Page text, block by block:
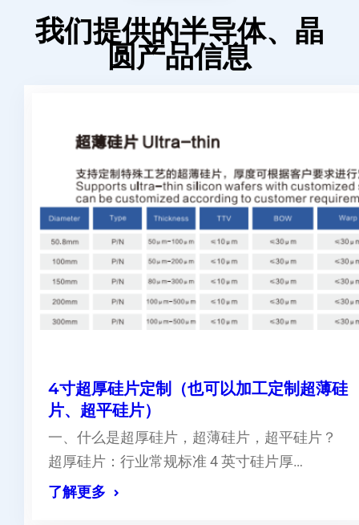
我们提供的半导体、晶
圆产品信息
4寸超厚硅片定制（也可以加工定制超薄硅
片、超平硅片）
一、什么是超厚硅片，超薄硅片，超平硅片？
超厚硅片：行业常规标准 4 英寸硅片厚…
了解更多